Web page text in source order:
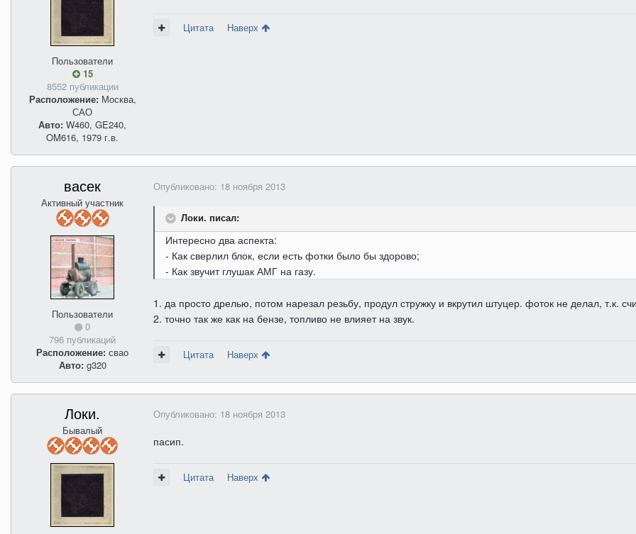
Пользователи
15
8552 публикации
Расположение:Москва,
САО
Авто: W460, GE240,
OM616, 1979 г.в.
Цитата Наверх
васек
Активный участник
Пользователи
0
796 публикаций
Расположение: свао
Авто:g320
Опубликовано: 18 ноября 2013
Локи. писал:
Интересно два аспекта:
- Как сверлил блок, если есть фотки было бы здорово;
- Как звучит глушак АМГ на газу.
1. да просто дрелью, потом нарезал резьбу, продул стружку и вкрутил штуцер. фоток не делал, т.к.
2. точно так же как на бензе, топливо не влияет на звук.
Цитата Наверх
Локи.
Бывалый
Опубликовано: 18 ноября 2013
пасип.
Цитата Наверх